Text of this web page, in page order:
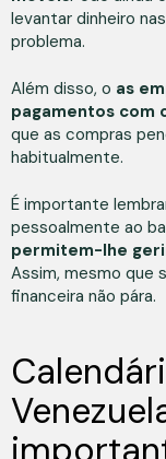
levantar dinheiro
problema.
Além disso, o as
pagamentos
que as compras
habitualmente.
É importante
pessoalmente ao
permitem-lhe
Assim, mesmo que
financeira não pára.